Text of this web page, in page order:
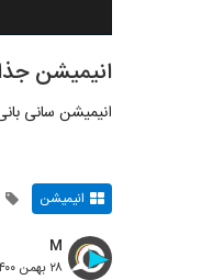
انیمیشن
انیمیشن سانی
انیمیشن
M
۲۸ بهمن ۱۴۰۰